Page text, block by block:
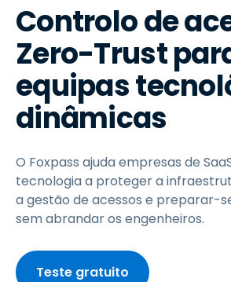
Controlo de
Zero-Trust
equipas
dinâmicas
O Foxpass ajuda empresas de
tecnologia a proteger a
a gestão de acessos e preparar-
sem abrandar os engenheiros.
Teste gratuito